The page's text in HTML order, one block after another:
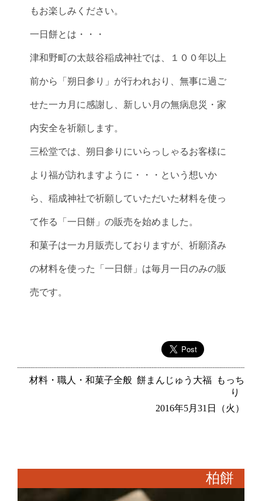
もお楽しみください。
一日餅とは・・・
津和野町の太鼓谷稲成神社では、１００年以上
前から「朔日参り」が行われおり、無事に過ご
せた一カ月に感謝し、新しい月の無病息災・家
内安全を祈願します。
三松堂では、朔日参りにいらっしゃるお客様に
より福が訪れますように・・・という想いか
ら、稲成神社で祈願していただいた材料を使っ
て作る「一日餅」の販売を始めました。
和菓子は一カ月販売しておりますが、祈願済み
の材料を使った「一日餅」は毎月一日のみの販
売です。
材料・職人・和菓子全般 餅まんじゅう大福
もっち
り
2016年5月31日（火）
柏餅